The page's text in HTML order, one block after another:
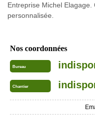
Entreprise Michel
personnalisée.
Nos coordonnées
Bureau
Chantier